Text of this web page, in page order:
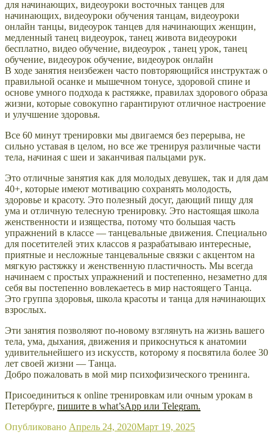
В ходе занятия неизбежен часто повторяющийся инструктаж о
правильной осанке и мышечном тонусе, здоровой спине и
основе умного подхода к растяжке, правилах здорового образа
жизни, которые совокупно гарантируют отличное настроение
и улучшение здоровья.
Все 60 минут тренировки мы двигаемся без перерыва, не
сильно уставая в целом, но все же тренируя различные части
тела, начиная с шеи и заканчивая пальцами рук.
Это отличные занятия как для молодых девушек, так и для дам
40+, которые имеют мотивацию сохранять молодость,
здоровье и красоту. Это полезный досуг, дающий пищу для
ума и отличную телесную тренировку. Это настоящая школа
женственности и изящества, потому что большая часть
упражнений в классе — танцевальные движения. Специально
для посетителей этих классов я разрабатываю интересные,
приятные и несложные танцевальные связки с акцентом на
мягкую растяжку и женственную пластичность. Мы всегда
начинаем с простых упражнений и постепенно, незаметно для
себя вы постепенно вовлекаетесь в мир настоящего Танца.
Это группа здоровья, школа красоты и танца для начинающих
взрослых.
Эти занятия позволяют по-новому взглянуть на жизнь вашего
тела, ума, дыхания, движения и прикоснуться к анатомии
удивительнейшего из искусств, которому я посвятила более 30
лет своей жизни — Танца.
Добро пожаловать в мой мир психофизического тренинга.
Присоединиться к online тренировкам или очным урокам в
Петербурге, пишите в what’sApp или Telegram.
Опубликовано Апрель 24, 2020Март 19, 2025